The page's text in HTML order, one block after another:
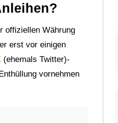
offiziellen Währung
erst vor einigen
(ehemals Twitter)-
vornehmen